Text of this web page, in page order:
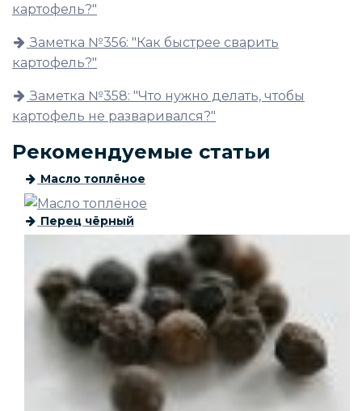
картофель?"
Заметка №356: "Как быстрее сварить
картофель?"
Заметка №358: "Что нужно делать, чтобы
картофель не разваривался?"
Рекомендуемые статьи
Масло топлёное
Перец чёрный